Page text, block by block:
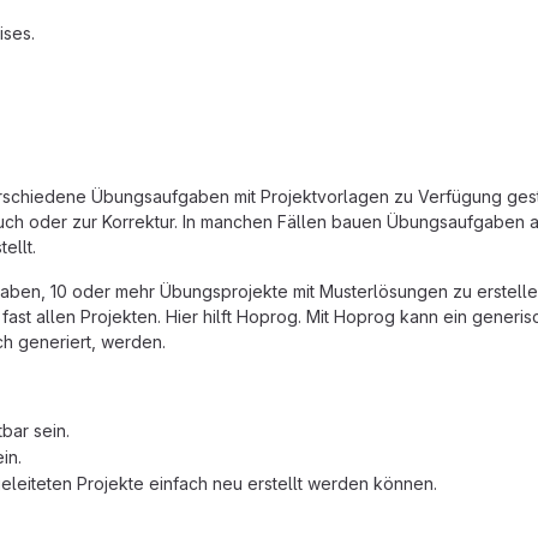
Übungsaufgaben mit Projektvorlagen zu Verfügung
oder zur Korrektur. In manchen Fällen bauen Übungsaufgaben
10 oder mehr Übungsprojekte mit Musterlösungen zu
allen Projekten. Hier hilft Hoprog. Mit Hoprog kann ein
generiert, werden.
sein.
Projekte einfach neu erstellt werden können.